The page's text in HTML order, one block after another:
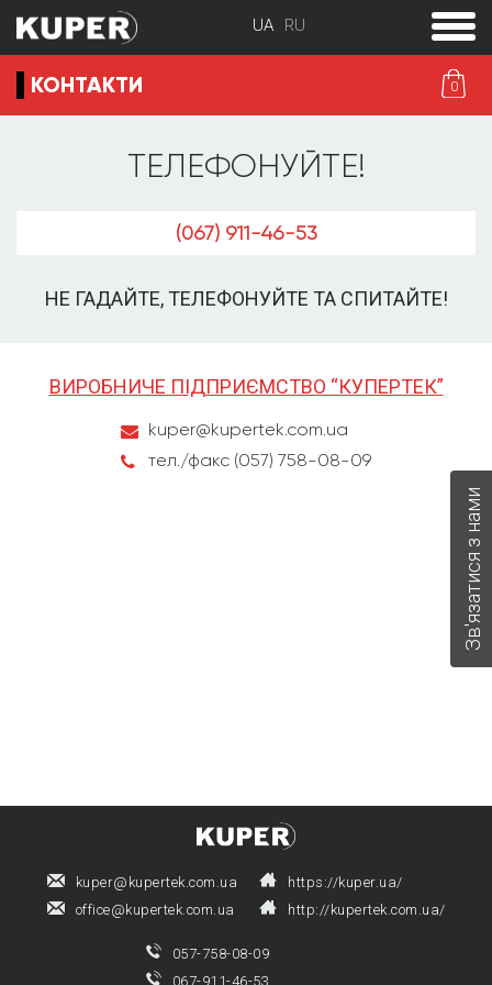
0
toggle
menu
КОНТАКТИ
ТЕЛЕФОНУЙТЕ!
(067) 911-46-53
НЕ ГАДАЙТЕ, ТЕЛЕФОНУЙТЕ ТА СПИТАЙТЕ!
ВИРОБНИЧЕ ПІДПРИЄМСТВО “КУПЕРТЕК”
kuper@kupertek.com.ua
тел./факс (057) 758-08-09
kuper@kupertek.com.ua
office@kupertek.com.ua
https://kuper.ua/
http://kupertek.com.ua/
057-758-08-09
067-911-46-53
Зв'язатися з нами